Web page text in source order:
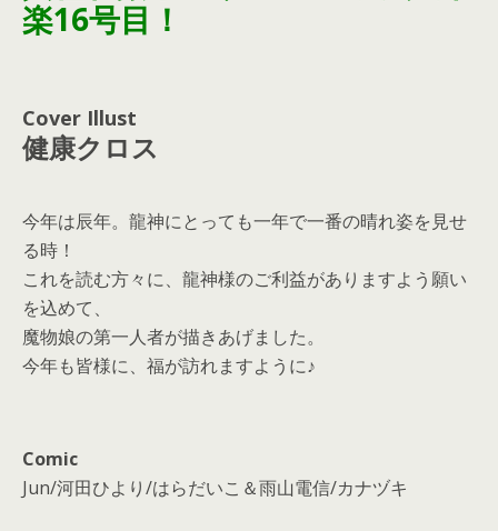
楽16号目！
Cover Illust
健康クロス
今年は辰年。龍神にとっても一年で一番の晴れ姿を見せ
る時！
これを読む方々に、龍神様のご利益がありますよう願い
を込めて、
魔物娘の第一人者が描きあげました。
今年も皆様に、福が訪れますように♪
Comic
Jun/河田ひより/はらだいこ＆雨山電信/カナヅキ